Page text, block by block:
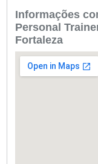
Informações
Personal
Fortaleza